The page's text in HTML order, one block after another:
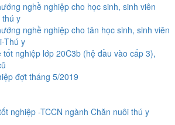
nghề nghiệp cho học sinh, sinh viên
thú y
nghề nghiệp cho tân học sinh, sinh viên
Thú y
nghiệp lớp 20C3b (hệ đầu vào cấp 3),
đợt tháng 5/2019
nghiệp -TCCN ngành Chăn nuôi thú y